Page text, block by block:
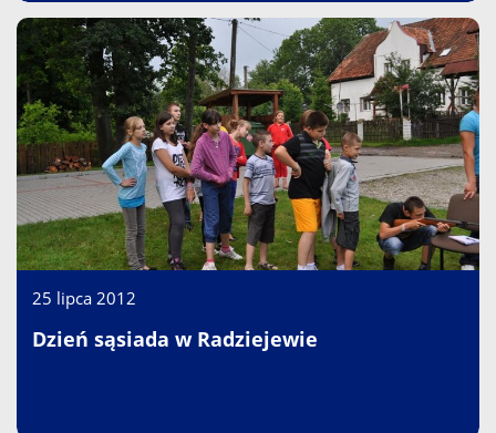
25 lipca 2012
Dzień sąsiada w Radziejewie